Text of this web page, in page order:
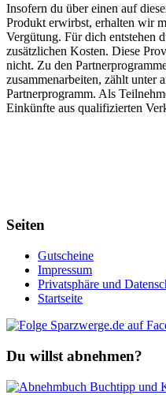
Insofern du über einen auf
Produkt erwirbst, erhalten wir
Vergütung. Für dich entstehen
zusätzlichen Kosten. Diese
nicht. Zu den
zusammenarbeiten, zählt unter
Partnerprogramm. Als
Einkünfte aus qualifizierten
Seiten
Gutscheine
Impressum
Privatsphäre und
Startseite
Du willst abnehmen?